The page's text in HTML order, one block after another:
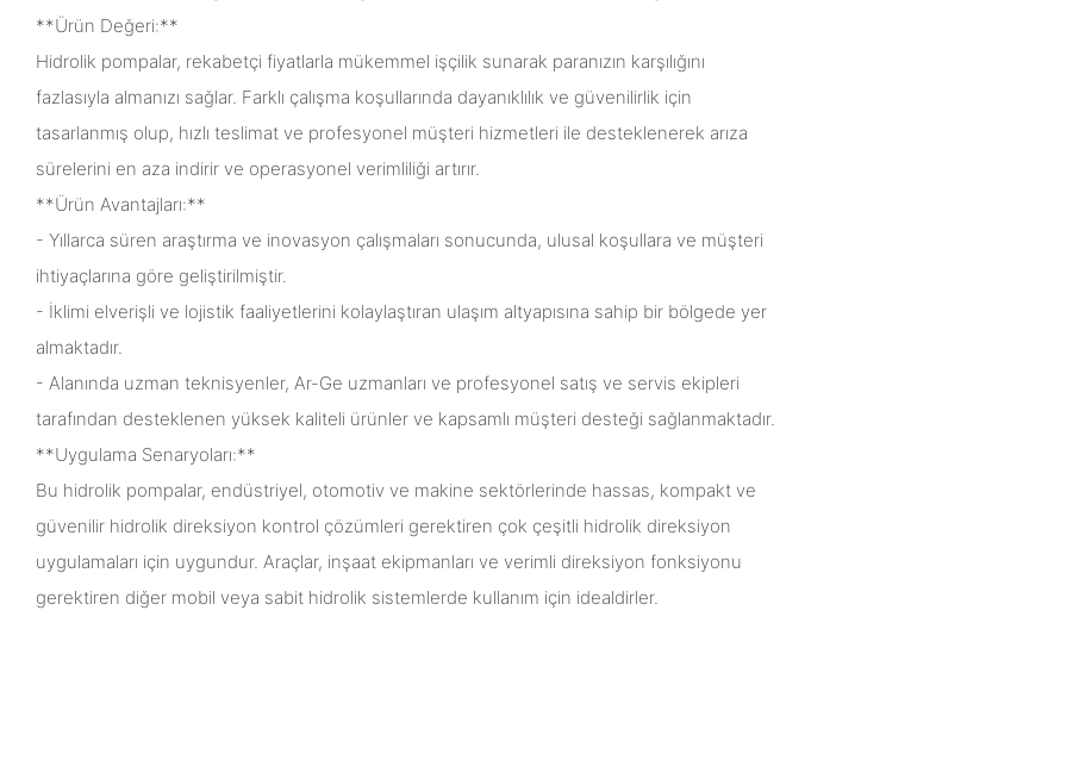
**Ürün Değeri:**
Hidrolik pompalar, rekabetçi fiyatlarla mükemmel işçilik sunarak paranızın karşılığını
fazlasıyla almanızı sağlar. Farklı çalışma koşullarında dayanıklılık ve güvenilirlik için
tasarlanmış olup, hızlı teslimat ve profesyonel müşteri hizmetleri ile desteklenerek arıza
sürelerini en aza indirir ve operasyonel verimliliği artırır.
**Ürün Avantajları:**
- Yıllarca süren araştırma ve inovasyon çalışmaları sonucunda, ulusal koşullara ve müşteri
ihtiyaçlarına göre geliştirilmiştir.
- İklimi elverişli ve lojistik faaliyetlerini kolaylaştıran ulaşım altyapısına sahip bir bölgede yer
almaktadır.
- Alanında uzman teknisyenler, Ar-Ge uzmanları ve profesyonel satış ve servis ekipleri
tarafından desteklenen yüksek kaliteli ürünler ve kapsamlı müşteri desteği sağlanmaktadır.
**Uygulama Senaryoları:**
Bu hidrolik pompalar, endüstriyel, otomotiv ve makine sektörlerinde hassas, kompakt ve
güvenilir hidrolik direksiyon kontrol çözümleri gerektiren çok çeşitli hidrolik direksiyon
uygulamaları için uygundur. Araçlar, inşaat ekipmanları ve verimli direksiyon fonksiyonu
gerektiren diğer mobil veya sabit hidrolik sistemlerde kullanım için idealdirler.